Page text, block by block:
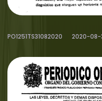
PO1251TS31082020 2020-08-